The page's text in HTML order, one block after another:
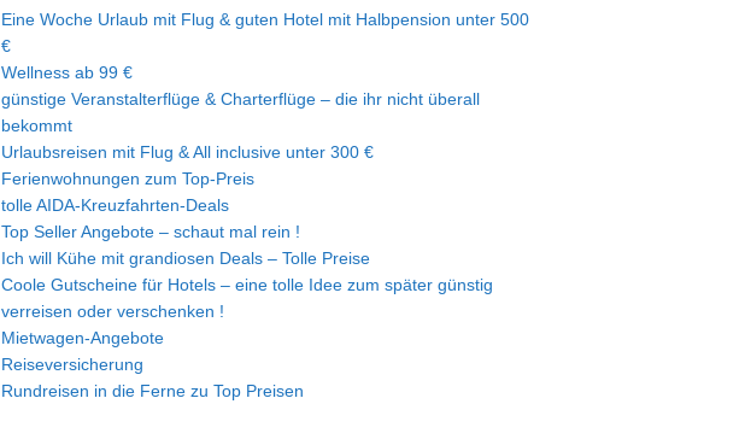
Eine Woche Urlaub mit Flug & guten Hotel mit Halbpension unter 500
€
Wellness ab 99 €
günstige Veranstalterflüge & Charterflüge – die ihr nicht überall
bekommt
Urlaubsreisen mit Flug & All inclusive unter 300 €
Ferienwohnungen zum Top-Preis
tolle AIDA-Kreuzfahrten-Deals
Top Seller Angebote – schaut mal rein !
Ich will Kühe mit grandiosen Deals – Tolle Preise
Coole Gutscheine für Hotels – eine tolle Idee zum später günstig
verreisen oder verschenken !
Mietwagen-Angebote
Reiseversicherung
Rundreisen in die Ferne zu Top Preisen